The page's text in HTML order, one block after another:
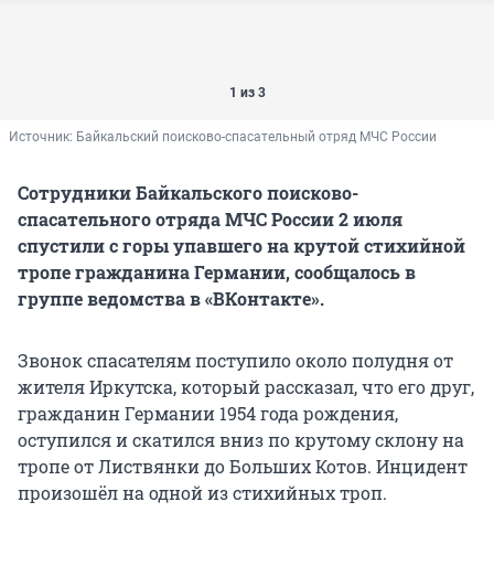
1 из 3
Источник: Байкальский поисково-спасательный отряд МЧС России
Сотрудники Байкальского поисково-
спасательного отряда МЧС России 2 июля
спустили с горы упавшего на крутой стихийной
тропе гражданина Германии, сообщалось в
группе ведомства в «ВКонтакте».
Звонок спасателям поступило около полудня от
жителя Иркутска, который рассказал, что его друг,
гражданин Германии 1954 года рождения,
оступился и скатился вниз по крутому склону на
тропе от Листвянки до Больших Котов. Инцидент
произошёл на одной из стихийных троп.